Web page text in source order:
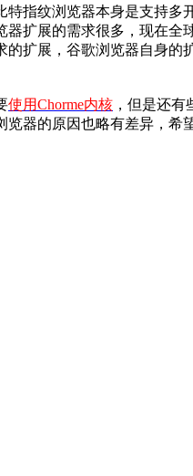
纹浏览器本身是支持多
扩展的需求很多，现在
扩展，谷歌浏览器自身
使用Chorme内核 ，但是还
器的原因也略有差异，希